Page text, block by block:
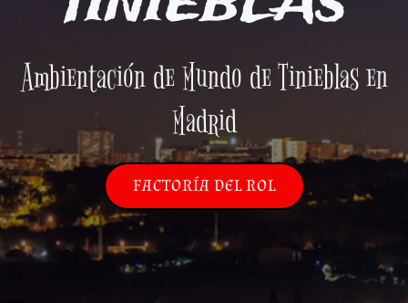
Ambientación de Mundo de Tinieblas en
Madrid
FACTORÍA DEL ROL